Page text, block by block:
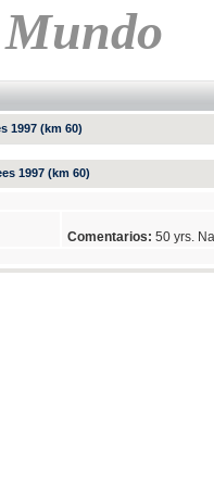
1997 (km 60)
1997 (km 60)
Comentarios: 50 yrs.